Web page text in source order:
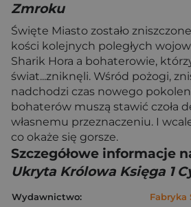
Zmroku
Święte Miasto zostało
kości kolejnych poległych
Sharik Hora a bohaterowie,
świat...zniknęli. Wśród pożogi,
nadchodzi czas nowego
bohaterów muszą stawić czoła
własnemu przeznaczeniu. I
co okaże się gorsze.
Szczegółowe informacje
Ukryta Królowa Księga 1
Wydawnictwo:
Fabryka